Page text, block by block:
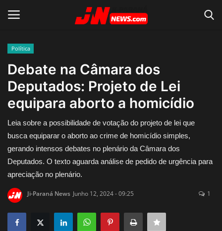
Home
Contato
Acidente
Notícias do Mundo
Polícia
Política
Política
Debate na Câmara dos
Deputados: Projeto de Lei
equipara aborto a homicídio
Leia sobre a possibilidade de votação do projeto de lei que
busca equiparar o aborto ao crime de homicídio simples,
gerando intensos debates no plenário da Câmara dos
Deputados. O texto aguarda análise de pedido de urgência para
apreciação no plenário.
Ji-Paraná News Junho 12, 2024 - 09:25 1